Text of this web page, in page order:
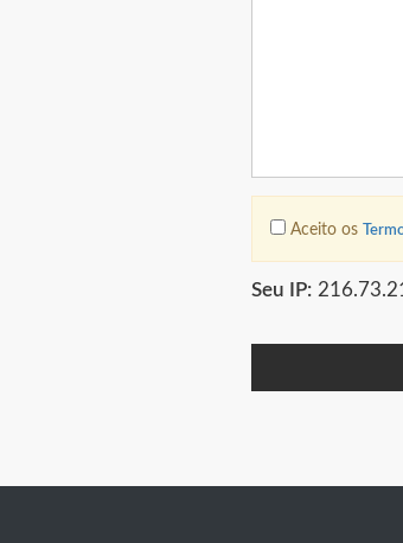
Aceito os
Seu IP: